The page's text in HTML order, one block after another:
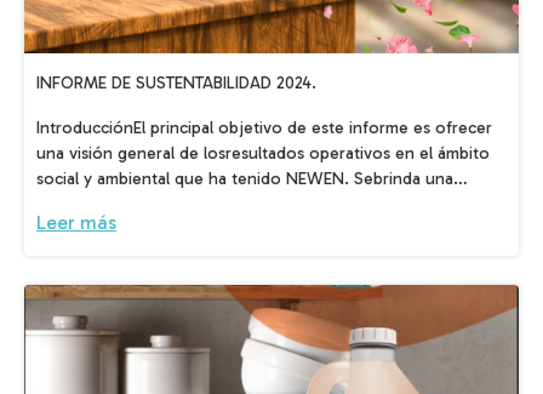
INFORME DE SUSTENTABILIDAD 2024.
IntroducciónEl principal objetivo de este informe es ofrecer
una visión general de losresultados operativos en el ámbito
social y ambiental que ha tenido NEWEN. Sebrinda una
paraobtener mejoras
Leer más